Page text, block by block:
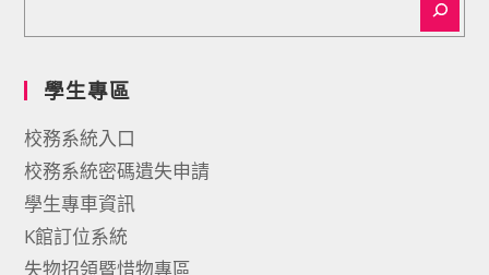
學生專區
校務系統入口
校務系統密碼遺失申請
學生專車資訊
K館訂位系統
失物招領暨惜物專區